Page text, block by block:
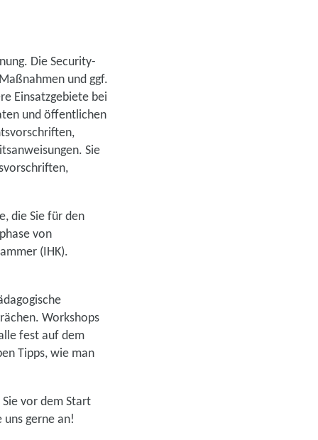
Die Security-
und ggf.
Einsatzgebiete bei
und öffentlichen
Sie
die Sie für den
von
(IHK).
Workshops
fest auf dem
Tipps, wie man
vor dem Start
gerne an!